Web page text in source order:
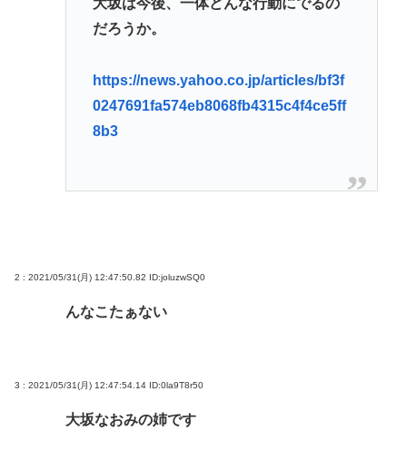
大坂は今後、一体どんな行動にでるの
だろうか。
https://news.yahoo.co.jp/articles/bf3f
0247691fa574eb8068fb4315c4f4ce5ff
8b3
2 : 2021/05/31(月) 12:47:50.82 ID:joluzwSQ0
んなこたぁない
3 : 2021/05/31(月) 12:47:54.14 ID:0la9T8r50
大坂なおみの姉です